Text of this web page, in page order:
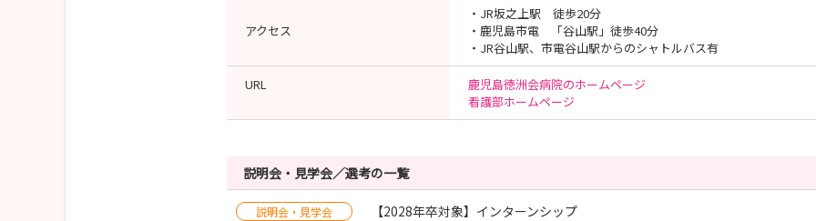
アクセス
・JR坂之上駅 徒歩20分
・鹿児島市電 「谷山駅」徒歩40分
・JR谷山駅、市電谷山駅からのシャトルバス有
URL
鹿児島徳洲会病院のホームページ
看護部ホームページ
説明会・見学会／選考の一覧
説明会・見学会 【2028年卒対象】インターンシップ